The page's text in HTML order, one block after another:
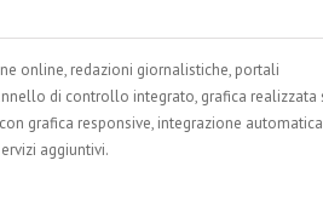
online, redazioni giornalistiche, portali
di controllo integrato, grafica realizzata
grafica responsive, integrazione automatica
aggiuntivi.